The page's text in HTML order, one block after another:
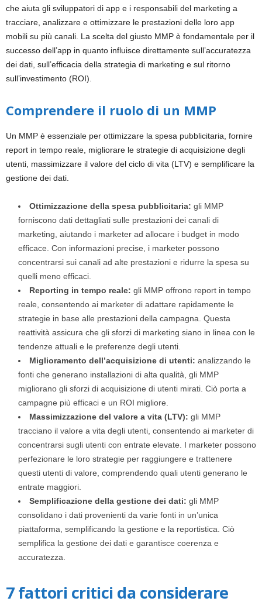
che aiuta gli sviluppatori di app e i responsabili del marketing a
tracciare, analizzare e ottimizzare le prestazioni delle loro app
mobili su più canali. La scelta del giusto MMP è fondamentale per il
successo dell’app in quanto influisce direttamente sull’accuratezza
dei dati, sull’efficacia della strategia di marketing e sul ritorno
sull’investimento (ROI).
Comprendere il ruolo di un MMP
Un MMP è essenziale per ottimizzare la spesa pubblicitaria, fornire
report in tempo reale, migliorare le strategie di acquisizione degli
utenti, massimizzare il valore del ciclo di vita (LTV) e semplificare la
gestione dei dati.
Ottimizzazione della spesa pubblicitaria: gli MMP
forniscono dati dettagliati sulle prestazioni dei canali di
marketing, aiutando i marketer ad allocare i budget in modo
efficace. Con informazioni precise, i marketer possono
concentrarsi sui canali ad alte prestazioni e ridurre la spesa su
quelli meno efficaci.
Reporting in tempo reale: gli MMP offrono report in tempo
reale, consentendo ai marketer di adattare rapidamente le
strategie in base alle prestazioni della campagna. Questa
reattività assicura che gli sforzi di marketing siano in linea con le
tendenze attuali e le preferenze degli utenti.
Miglioramento dell’acquisizione di utenti: analizzando le
fonti che generano installazioni di alta qualità, gli MMP
migliorano gli sforzi di acquisizione di utenti mirati. Ciò porta a
campagne più efficaci e un ROI migliore.
Massimizzazione del valore a vita (LTV): gli MMP
tracciano il valore a vita degli utenti, consentendo ai marketer di
concentrarsi sugli utenti con entrate elevate. I marketer possono
perfezionare le loro strategie per raggiungere e trattenere
questi utenti di valore, comprendendo quali utenti generano le
entrate maggiori.
Semplificazione della gestione dei dati: gli MMP
consolidano i dati provenienti da varie fonti in un’unica
piattaforma, semplificando la gestione e la reportistica. Ciò
semplifica la gestione dei dati e garantisce coerenza e
accuratezza.
7 fattori critici da considerare